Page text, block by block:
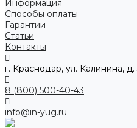
Информация
Способы оплаты
Гарантии
Статьи
Контакты
г. Краснодар, ул. Калинина,
8 (800) 500-40-43
info@in-yug.ru